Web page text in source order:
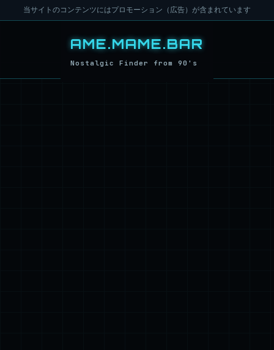
当サイトのコンテンツにはプロモーション（広告）が含まれています